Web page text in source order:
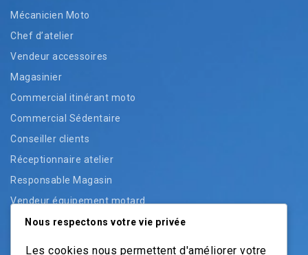
Mécanicien Moto
Chef d’atelier
Vendeur accessoires
Magasinier
Commercial itinérant moto
Commercial Sédentaire
Conseiller clients
Réceptionnaire atelier
Responsable Magasin
Vendeur équipement motard
Vendeur pièces
Nous respectons votre vie privée
Les cookies nous permettent d'améliorer votre